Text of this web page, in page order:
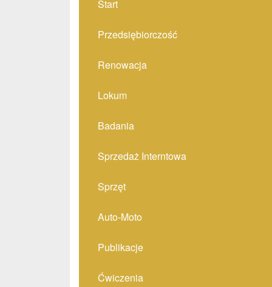
Start
Przedsiębiorczość
Renowacja
Lokum
Badania
Sprzedaż Interntowa
Sprzęt
Auto-Moto
Publikacje
Ćwiczenia